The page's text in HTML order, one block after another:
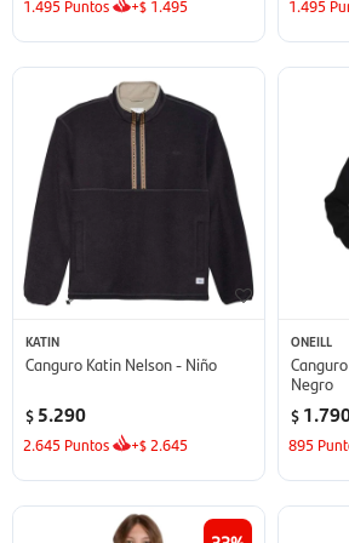
1.495 Puntos +$ 1.495 1.495
KATIN
Canguro Katin Nelson - Niño
$ 5.290
2.645 Puntos +$ 2.645
ONEILL
Negro
$
895